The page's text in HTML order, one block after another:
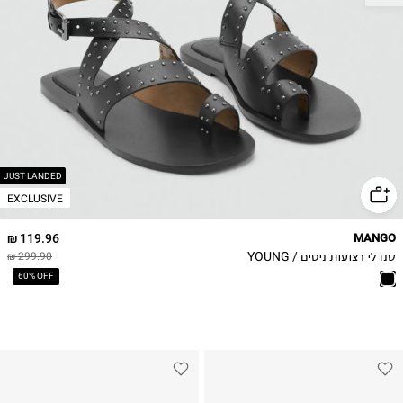
JUST LANDED
EXCLUSIVE
119.96 ₪
299.90 ₪
60% OFF
MANGO
סנדלי רצועות ניטים / YOUNG